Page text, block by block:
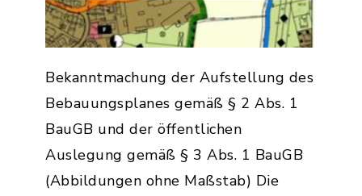
Bekanntmachung der Aufstellung des
Bebauungsplanes gemäß § 2 Abs. 1
BauGB und der öffentlichen
Auslegung gemäß § 3 Abs. 1 BauGB
(Abbildungen ohne Maßstab) Die